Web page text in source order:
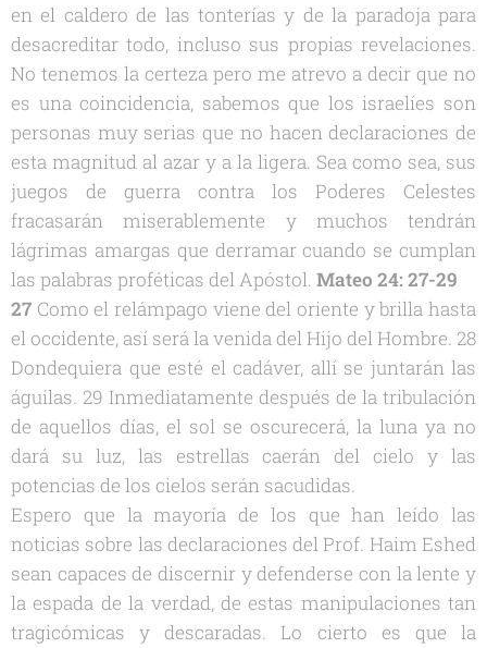
en el caldero de las tonterías y de la paradoja para
desacreditar todo, incluso sus propias revelaciones.
No tenemos la certeza pero me atrevo a decir que no
es una coincidencia, sabemos que los israelíes son
personas muy serias que no hacen declaraciones de
esta magnitud al azar y a la ligera. Sea como sea, sus
juegos de guerra contra los Poderes Celestes
fracasarán miserablemente y muchos tendrán
lágrimas amargas que derramar cuando se cumplan
las palabras proféticas del Apóstol. Mateo 24: 27-29
27 Como el relámpago viene del oriente y brilla hasta
el occidente, así será la venida del Hijo del Hombre. 28
Dondequiera que esté el cadáver, allí se juntarán las
águilas. 29 Inmediatamente después de la tribulación
de aquellos días, el sol se oscurecerá, la luna ya no
dará su luz, las estrellas caerán del cielo y las
potencias de los cielos serán sacudidas.
Espero que la mayoría de los que han leído las
noticias sobre las declaraciones del Prof. Haim Eshed
sean capaces de discernir y defenderse con la lente y
la espada de la verdad, de estas manipulaciones tan
tragicómicas y descaradas. Lo cierto es que la